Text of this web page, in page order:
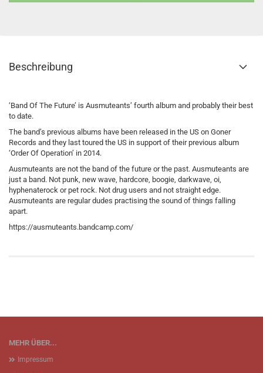
Beschreibung
‘Band Of The Future’ is Ausmuteants’ fourth album and probably their best
to date.
The band’s previous albums have been released in the US on Goner
Records and they last toured the US in support of their previous album
‘Order Of Operation’ in 2014.
Ausmuteants are not the band of the future or the past. Ausmuteants are
just a band. Not punk, new wave, hardcore, boogie, darkwave, oi,
hyphenaterock or pet rock. Not drug users and not straight edge.
Ausmuteants are regular dudes practising the sound of things falling
apart.
https://ausmuteants.bandcamp.com/
MEHR ÜBER...
Impressum